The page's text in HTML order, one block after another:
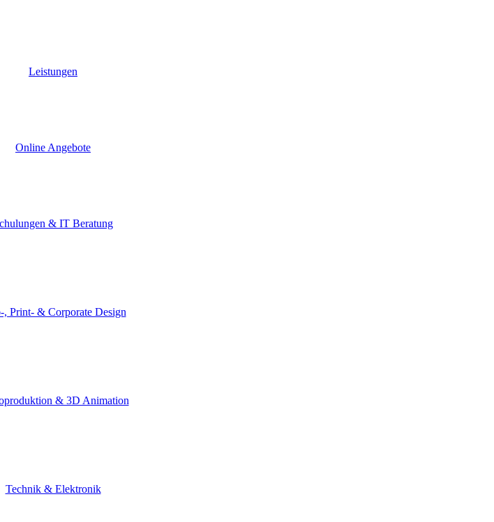
Leistungen
Online Angebote
& IT Beratung
, Print- & Corporate Design
& 3D Animation
Technik & Elektronik